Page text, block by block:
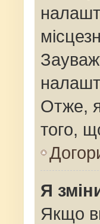
Отже,
того,
Я
Якщо